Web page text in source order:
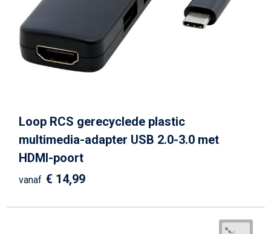
Loop RCS gerecyclede plastic
multimedia-adapter USB 2.0-3.0 met
HDMI-poort
vanaf € 14,99